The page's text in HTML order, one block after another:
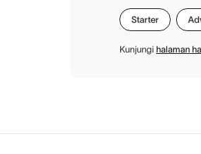
Starter
Kunjungi halaman